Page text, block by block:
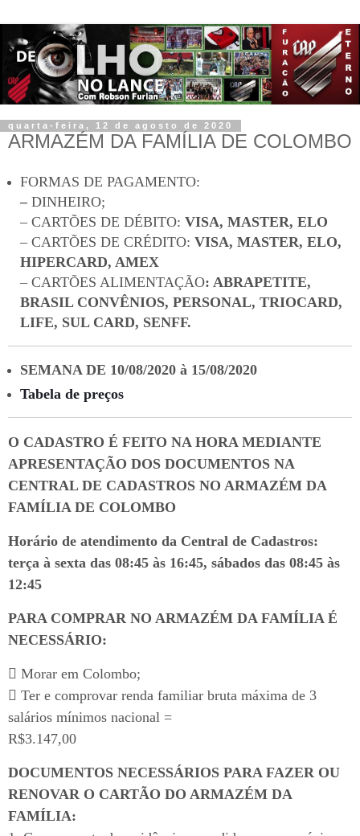
quarta-feira, 12 de agosto de 2020
ARMAZÉM DA FAMÍLIA DE COLOMBO
FORMAS DE PAGAMENTO:
– DINHEIRO;
– CARTÕES DE DÉBITO: VISA, MASTER, ELO
– CARTÕES DE CRÉDITO: VISA, MASTER, ELO,
HIPERCARD, AMEX
– CARTÕES ALIMENTAÇÃO: ABRAPETITE,
BRASIL CONVÊNIOS, PERSONAL, TRIOCARD,
LIFE, SUL CARD, SENFF.
SEMANA DE 10/08/2020 à 15/08/2020
Tabela de preços
O CADASTRO É FEITO NA HORA MEDIANTE
APRESENTAÇÃO DOS DOCUMENTOS NA
CENTRAL DE CADASTROS NO ARMAZÉM DA
FAMÍLIA DE COLOMBO
Horário de atendimento da Central de Cadastros:
terça à sexta das 08:45 às 16:45, sábados das 08:45 às
12:45
PARA COMPRAR NO ARMAZÉM DA FAMÍLIA É
NECESSÁRIO:
 Morar em Colombo;
 Ter e comprovar renda familiar bruta máxima de 3
salários mínimos nacional =
R$3.147,00
DOCUMENTOS NECESSÁRIOS PARA FAZER OU
RENOVAR O CARTÃO DO ARMAZÉM DA
FAMÍLIA: